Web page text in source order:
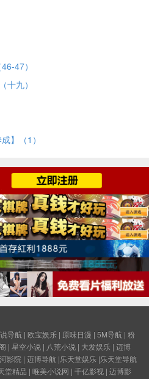
47）
十九）
】（1）
导航 | 欧宝娱乐 | 原味日漫 | 5M导航 | 粉
| 星空小说 | 八荒小说 | 大发娱乐 | 迈博
影院 | 迈博导航 |乐天堂娱乐 |乐天堂导航
堂精品 | 唯美小说网 | 千亿影视 | 迈博影